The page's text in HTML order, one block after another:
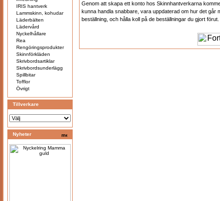
IRIS hantverk
Lammskinn, kohudar
Läderbälten
Lädervård
Nyckelhållare
Rea
Rengöringsprodukter
Skinnförkläden
Skrivbordsartiklar
Skrivbordsunderlägg
Spillbitar
Tofflor
Övrigt
Tillverkare
Nyheter
Genom att skapa ett konto hos Skinnhantverkarna
kunna handla snabbare, vara uppdaterad om hur det går
beställning, och hålla koll på de beställningar du gjort förut.